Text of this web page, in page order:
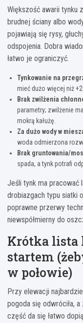
Większość awarii tynku
brudnej ściany albo
pojawiają się rysy,
odspojenia. Dobra
łatwo je ograniczyć.
Tynkowanie na
mieć dużo więcej niż
Brak zwilżenia
parametry; zwilżenie
mokrą kałużę.
Za dużo wody w
woda odmierzona
Brak gruntowania/
spada, a tynk potrafi
Jeśli tynk ma pracować
drobiazgach typu siatki
poprawne przerwy
niewspółmierny do
Krótka lista
startem
w połowie)
Przy elewacji
pogoda się odwróciła,
część da się łatwo